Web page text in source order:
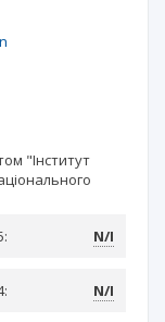
"Інститут
N/I
N/I